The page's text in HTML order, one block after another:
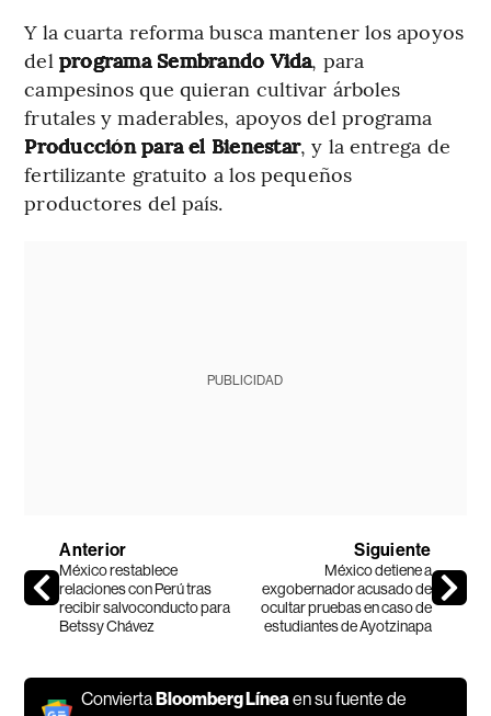
Y la cuarta reforma busca mantener los apoyos
del programa Sembrando Vida, para
campesinos que quieran cultivar árboles
frutales y maderables, apoyos del programa
Producción para el Bienestar, y la entrega de
fertilizante gratuito a los pequeños
productores del país.
PUBLICIDAD
Anterior
México restablece
relaciones con Perú tras
recibir salvoconducto para
Betssy Chávez
Siguiente
México detiene a
exgobernador acusado de
ocultar pruebas en caso de
estudiantes de Ayotzinapa
ConviertaBloomberg Línea en su fuente de